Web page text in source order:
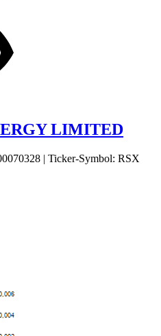
LIMITED
| Ticker-Symbol: RSX